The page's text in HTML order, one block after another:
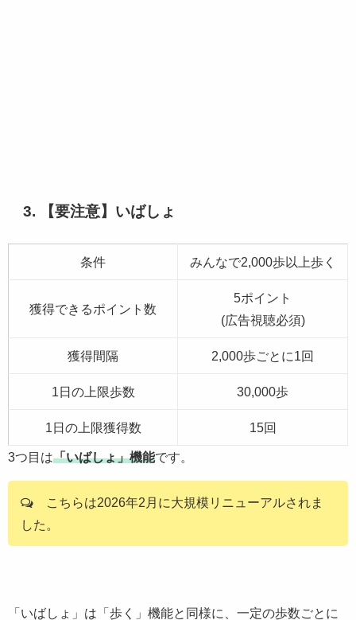
3. 【要注意】いばしょ
条件 みんなで2,000歩以上歩く
獲得できるポイント数
5ポイント
(広告視聴必須)
獲得間隔 2,000歩ごとに1回
1日の上限歩数 30,000歩
1日の上限獲得数 15回
3つ目は「いばしょ」機能です。
こちらは2026年2月に大規模リニューアルされま
した。
「いばしょ」は「歩く」機能と同様に、一定の歩数ごとに